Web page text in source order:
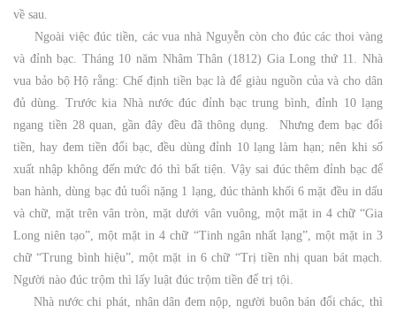
về sau.
Ngoài việc đúc tiền, các vua nhà Nguyễn còn cho đúc các thoi vàng
và đỉnh bạc. Tháng 10 năm Nhâm Thân (1812) Gia Long thứ 11. Nhà
vua bảo bộ Hộ rằng: Chế định tiền bạc là để giàu nguồn của và cho dân
đủ dùng. Trước kia Nhà nước đúc đỉnh bạc trung bình, đỉnh 10 lạng
ngang tiền 28 quan, gần đây đều đã thông dụng. Nhưng đem bạc đổi
tiền, hay đem tiền đổi bạc, đều dùng đỉnh 10 lạng làm hạn; nên khi số
xuất nhập không đến mức đó thì bất tiện. Vậy sai đúc thêm đỉnh bạc để
ban hành, dùng bạc đủ tuổi nặng 1 lạng, đúc thành khối 6 mặt đều in dấu
và chữ, mặt trên vân tròn, mặt dưới vân vuông, một mặt in 4 chữ “Gia
Long niên tạo”, một mặt in 4 chữ “Tinh ngân nhất lạng”, một mặt in 3
chữ “Trung bình hiệu”, một mặt in 6 chữ “Trị tiền nhị quan bát mạch.
Người nào đúc trộm thì lấy luật đúc trộm tiền để trị tội.
Nhà nước chi phát, nhân dân đem nộp, người buôn bán đổi chác, thì